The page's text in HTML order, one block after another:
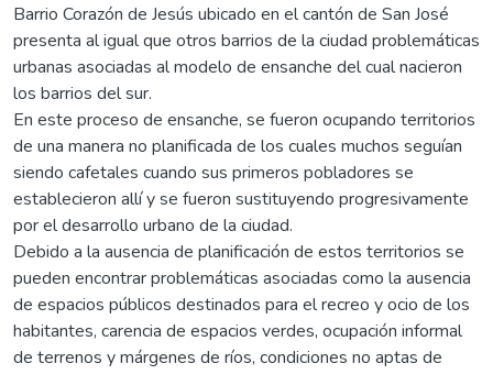
Barrio Corazón de Jesús ubicado en el cantón de San José
presenta al igual que otros barrios de la ciudad problemáticas
urbanas asociadas al modelo de ensanche del cual nacieron
los barrios del sur.
En este proceso de ensanche, se fueron ocupando territorios
de una manera no planificada de los cuales muchos seguían
siendo cafetales cuando sus primeros pobladores se
establecieron allí y se fueron sustituyendo progresivamente
por el desarrollo urbano de la ciudad.
Debido a la ausencia de planificación de estos territorios se
pueden encontrar problemáticas asociadas como la ausencia
de espacios públicos destinados para el recreo y ocio de los
habitantes, carencia de espacios verdes, ocupación informal
de terrenos y márgenes de ríos, condiciones no aptas de